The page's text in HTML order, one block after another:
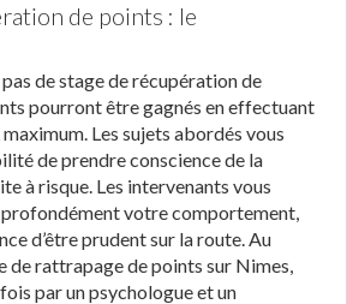
de points : le
pas de stage de récupération de
pourront être gagnés en effectuant
Les sujets abordés vous
de prendre conscience de la
à risque. Les intervenants vous
votre comportement,
d’être prudent sur la route. Au
de rattrapage de points sur Nimes,
par un psychologue et un